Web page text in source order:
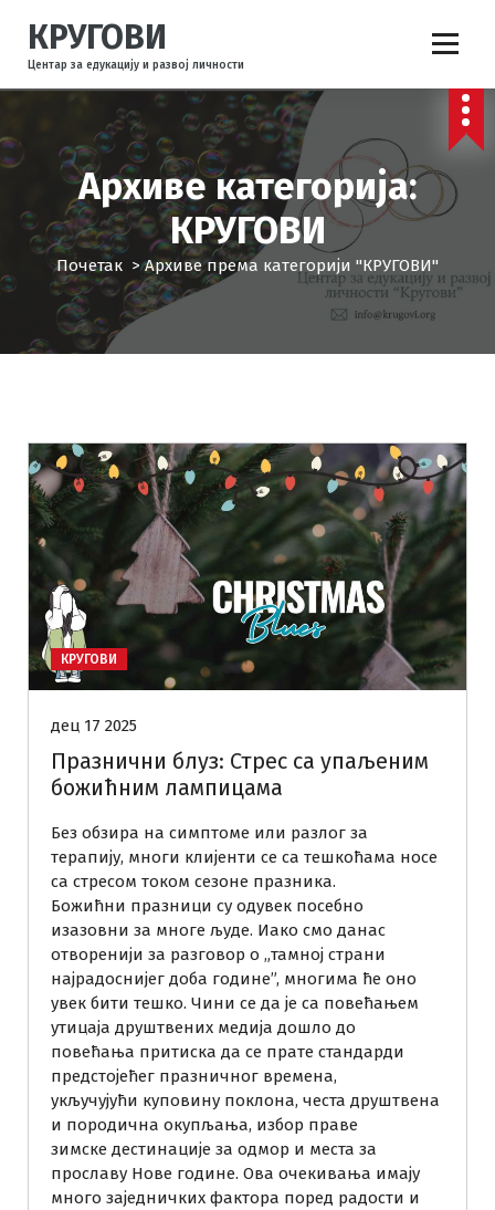
ч
н
а
ж
КРУГОВИ
Центар за едукацију и развој личности
Архиве категорија:
КРУГОВИ
Почетак >Архиве према категорији "КРУГОВИ"
КРУГОВИ
дец 17 2025
Празнични блуз: Стрес са упаљеним
божићним лампицама
Без обзира на симптоме или разлог за
терапију, многи клијенти се са тешкоћама носе
са стресом током сезоне празника.
Божићни празници су одувек посебно
изазовни за многе људе. Иако смо данас
отворенији за разговор о „тамној страни
најрадоснијег доба године”, многима ће оно
увек бити тешко. Чини се да је са повећањем
утицаја друштвених медија дошло до
повећања притиска да се прате стандарди
предстојећег празничног времена,
укључујући куповину поклона, честа друштвена
и породична окупљања, избор праве
зимске дестинације за одмор и места за
прославу Нове године. Ова очекивања имају
много заједничких фактора поред радости и